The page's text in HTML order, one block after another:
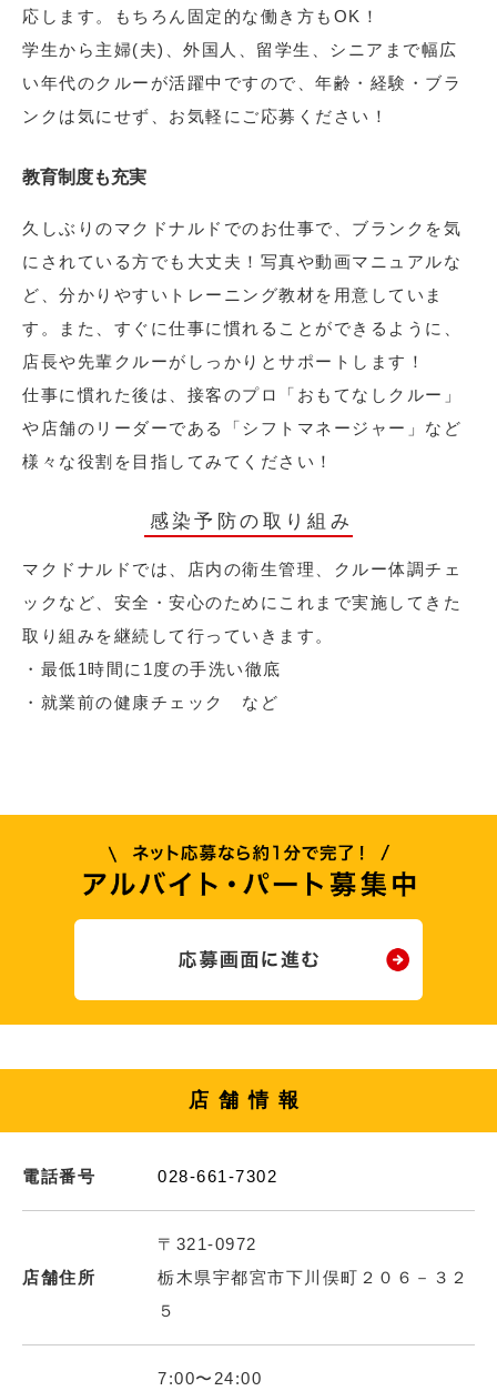
応します。もちろん固定的な働き方もOK！
学生から主婦(夫)、外国人、留学生、シニアまで幅広
い年代のクルーが活躍中ですので、年齢・経験・ブラ
ンクは気にせず、お気軽にご応募ください！
教育制度も充実
久しぶりのマクドナルドでのお仕事で、ブランクを気
にされている方でも大丈夫！写真や動画マニュアルな
ど、分かりやすいトレーニング教材を用意していま
す。また、すぐに仕事に慣れることができるように、
店長や先輩クルーがしっかりとサポートします！
仕事に慣れた後は、接客のプロ「おもてなしクルー」
や店舗のリーダーである「シフトマネージャー」など
様々な役割を目指してみてください！
感染予防の取り組み
マクドナルドでは、店内の衛生管理、クルー体調チェ
ックなど、安全・安心のためにこれまで実施してきた
取り組みを継続して行っていきます。
・最低1時間に1度の手洗い徹底
・就業前の健康チェック など
店舗情報
電話番号 028-661-7302
店舗住所
〒321-0972
栃木県宇都宮市下川俣町２０６－３２
５
7:00〜24:00